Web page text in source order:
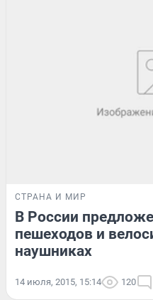
СТРАНА И МИР
В России
пешеходов и
наушниках
14 июля, 2015, 15:14 120